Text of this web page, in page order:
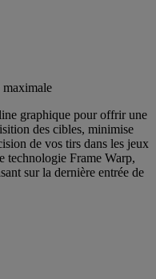
maximale
graphique pour offrir une
des cibles, minimise
de vos tirs dans les jeux
technologie Frame Warp,
sur la dernière entrée de